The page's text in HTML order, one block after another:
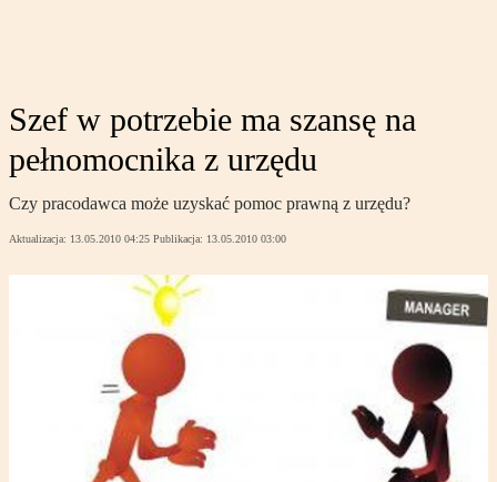
Szef w potrzebie ma szansę na
pełnomocnika z urzędu
Czy pracodawca może uzyskać pomoc prawną z urzędu?
Aktualizacja: 13.05.2010 04:25 Publikacja: 13.05.2010 03:00